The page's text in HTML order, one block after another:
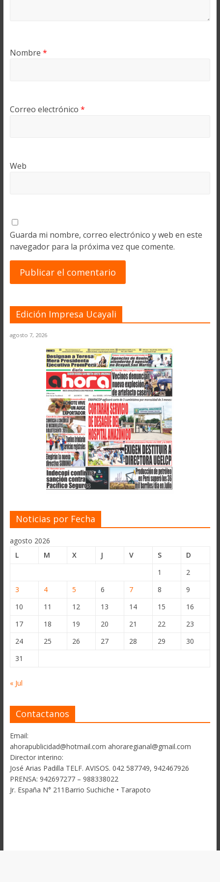
Nombre *
Correo electrónico *
Web
Guarda mi nombre, correo electrónico y web en este
navegador para la próxima vez que comente.
Edición Impresa Ucayali
agosto 7, 2026
Noticias por Fecha
agosto 2026
L
M X J V S
D
1
2
3
4 5 6 7 8
9
10
11 12 13 14 15
16
17
18 19 20 21 22
23
24
25 26 27 28 29
30
31
« Jul
Contactanos
Email:
ahorapublicidad@hotmail.com ahoraregianal@gmail.com
Director interino:
José Arias Padilla TELF. AVISOS. 042 587749, 942467926
PRENSA: 942697277 – 988338022
Jr. España N° 211Barrio Suchiche • Tarapoto